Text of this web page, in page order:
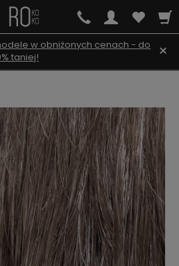
w obniżonych cenach - do
taniej!
×